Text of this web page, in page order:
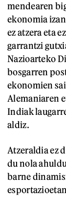
mendearen
ekonomia
ez atzera eta
garrantzi
Nazioarteko
bosgarren
ekonomien
Alemaniaren
Indiak
aldiz.
Atzeraldia ez
du nola
barne